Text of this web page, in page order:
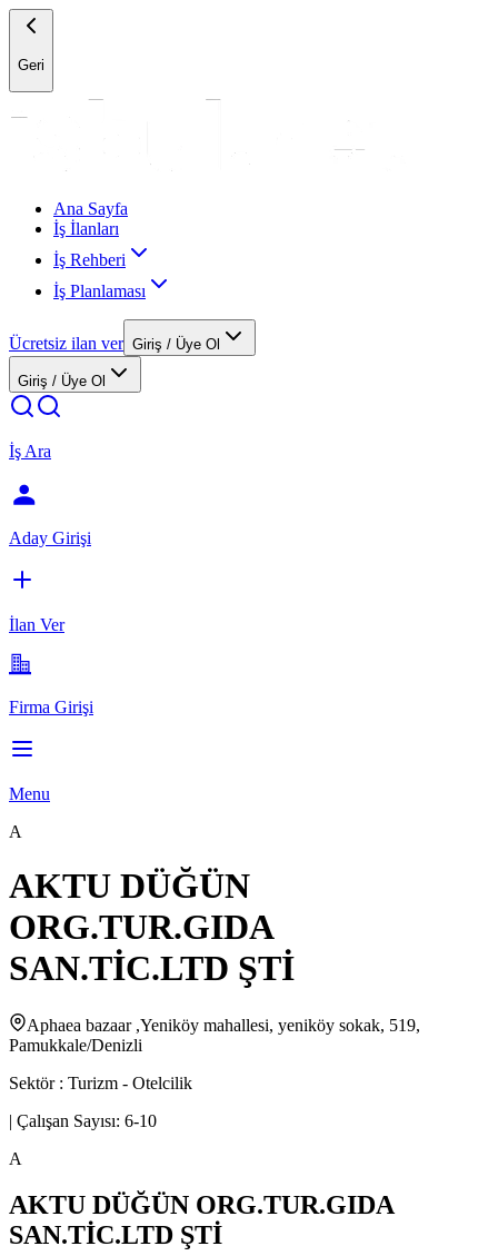
Geri
Ana Sayfa
İş İlanları
İş Rehberi
İş Planlaması
Ücretsiz ilan ver Giriş / Üye Ol
Giriş / Üye Ol
İş Ara
Aday Girişi
İlan Ver
Firma Girişi
Menu
A
AKTU DÜĞÜN
ORG.TUR.GIDA
SAN.TİC.LTD ŞTİ
Aphaea bazaar ,Yeniköy mahallesi, yeniköy sokak, 519,
Pamukkale/Denizli
Sektör : Turizm - Otelcilik
| Çalışan Sayısı: 6-10
A
AKTU DÜĞÜN ORG.TUR.GIDA
SAN.TİC.LTD ŞTİ